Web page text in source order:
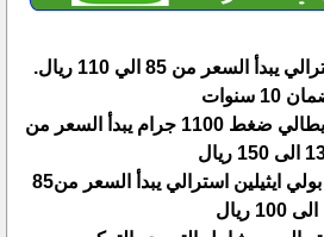
مظلات بولي ايثيلين استرالي يبدأ السعر من 85 الي 110 ريال.
10 سنوات
مظلات سيارات قماش ايطالي ضغط 1100 جرام يبدأ السعر من
ريال
مظلات سيارات قماش بولي ايثيلين استرالي يبدأ السعر من85
الى 100 ريال